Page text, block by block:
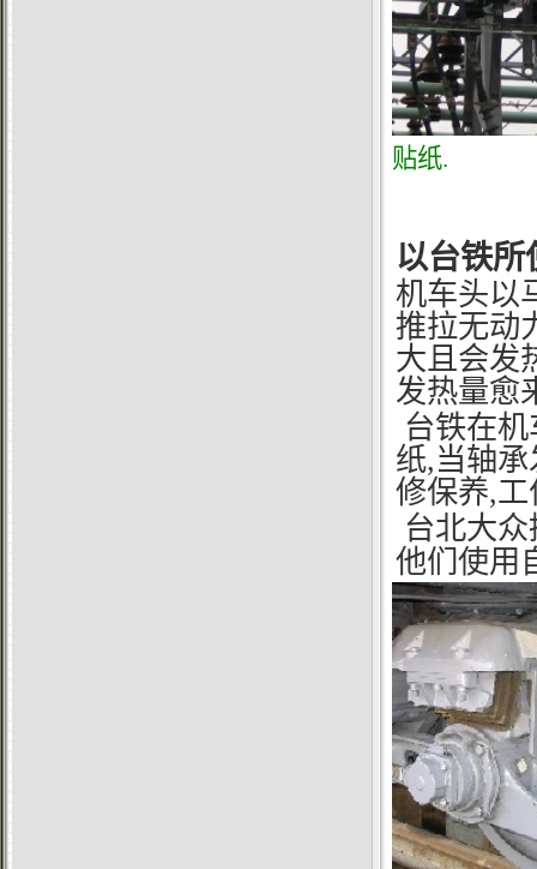
贴纸.
以台铁所
机车头以
推拉无动
大且会发
发热量愈
台铁在
纸,当轴
修保养,
台北大
他们使用